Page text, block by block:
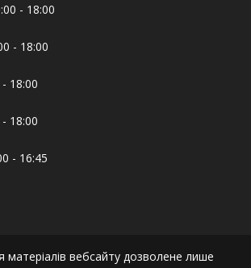
- 18:00
- 18:00
18:00
18:00
- 16:45
матеріалів вебсайту дозволене лише